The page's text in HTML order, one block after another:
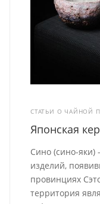
СТАТЬИ О ЧАЙНОЙ
Японская
Сино (сино-яки)
изделий,
провинциях
территория